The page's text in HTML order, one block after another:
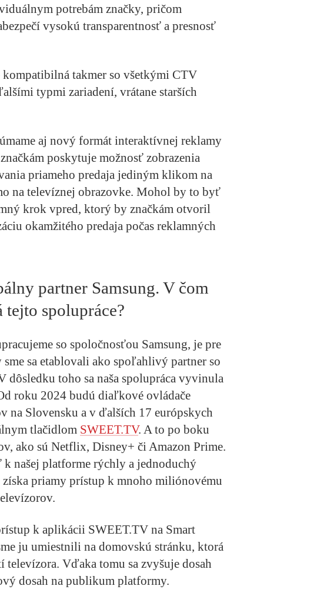
potrebám značky, pričom
vysokú transparentnosť a presnosť
kompatibilná takmer so všetkými CTV
typmi zariadení, vrátane starších
aj nový formát interaktívnej reklamy
poskytuje možnosť zobrazenia
priameho predaja jediným klikom na
na televíznej obrazovke. Mohol by to byť
krok vpred, ktorý by značkám otvoril
okamžitého predaja počas reklamných
partner Samsung. V čom
spolupráce?
so spoločnosťou Samsung, je pre
sa etablovali ako spoľahlivý partner so
dôsledku toho sa naša spolupráca vyvinula
roku 2024 budú diaľkové ovládače
na Slovensku a v ďalších 17 európskych
tlačidlom SWEET.TV. A to po boku
ako sú Netflix, Disney+ či Amazon Prime.
našej platforme rýchly a jednoduchý
priamy prístup k mnoho miliónovému
k aplikácii SWEET.TV na Smart
ju umiestnili na domovskú stránku, ktorá
televízora. Vďaka tomu sa zvyšuje dosah
dosah na publikum platformy.